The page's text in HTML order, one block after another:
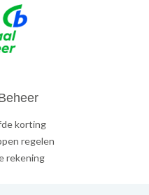
korting
regelen
rekening